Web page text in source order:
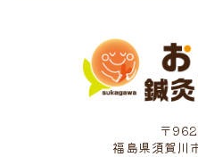
2022
2022
2022
〒
福島県須賀川